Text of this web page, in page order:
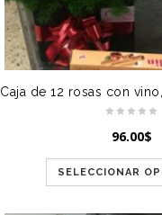
Caja de 12 rosas con
96.00$
SELECCIONAR